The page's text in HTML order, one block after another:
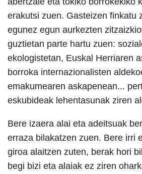
erakutsi zuen. Gasteizen finkatu
egunez egun aurkezten
guztietan parte hartu zuen:
ekologistetan, Euskal Herriaren
borroka internazionalisten
emakumearen askapenean...
eskubideak lehentasunak ziren
Bere izaera alai eta adeitsuak
erraza bilakatzen zuen. Bere irri
giroa alaitzen zuten, berak hori
begi bizi eta alaiak ez ziren